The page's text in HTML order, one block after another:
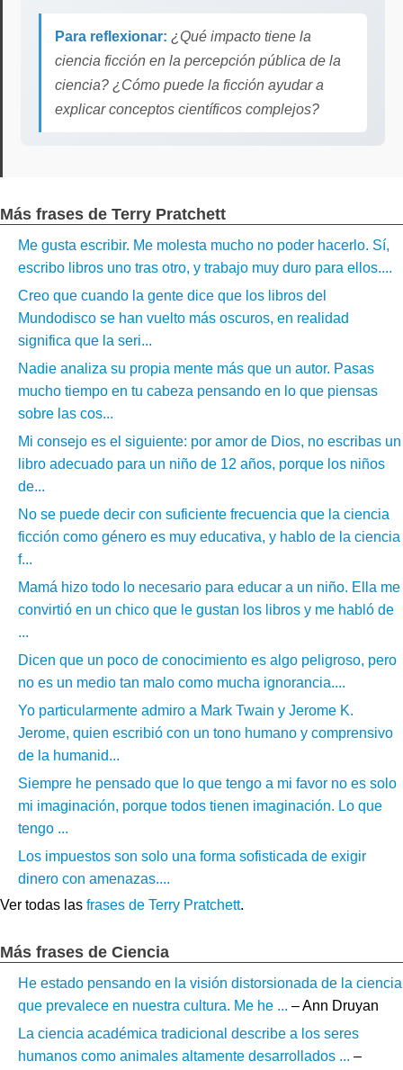
Para reflexionar: ¿Qué impacto tiene la
ciencia ficción en la percepción pública de la
ciencia? ¿Cómo puede la ficción ayudar a
explicar conceptos científicos complejos?
Más frases de Terry Pratchett
Me gusta escribir. Me molesta mucho no poder hacerlo. Sí,
escribo libros uno tras otro, y trabajo muy duro para ellos....
Creo que cuando la gente dice que los libros del
Mundodisco se han vuelto más oscuros, en realidad
significa que la seri...
Nadie analiza su propia mente más que un autor. Pasas
mucho tiempo en tu cabeza pensando en lo que piensas
sobre las cos...
Mi consejo es el siguiente: por amor de Dios, no escribas un
libro adecuado para un niño de 12 años, porque los niños
de...
No se puede decir con suficiente frecuencia que la ciencia
ficción como género es muy educativa, y hablo de la ciencia
f...
Mamá hizo todo lo necesario para educar a un niño. Ella me
convirtió en un chico que le gustan los libros y me habló de
...
Dicen que un poco de conocimiento es algo peligroso, pero
no es un medio tan malo como mucha ignorancia....
Yo particularmente admiro a Mark Twain y Jerome K.
Jerome, quien escribió con un tono humano y comprensivo
de la humanid...
Siempre he pensado que lo que tengo a mi favor no es solo
mi imaginación, porque todos tienen imaginación. Lo que
tengo ...
Los impuestos son solo una forma sofisticada de exigir
dinero con amenazas....
Ver todas las frases de Terry Pratchett.
Más frases de Ciencia
He estado pensando en la visión distorsionada de la ciencia
que prevalece en nuestra cultura. Me he ... – Ann Druyan
La ciencia académica tradicional describe a los seres
humanos como animales altamente desarrollados ... –